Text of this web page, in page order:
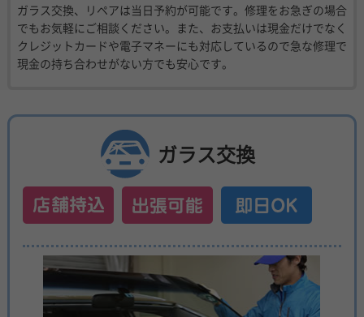
ガラス交換、リペアは当日予約が可能です。修理をお急ぎの場合
でもお気軽にご相談ください。また、お支払いは現金だけでなく
クレジットカードや電子マネーにも対応しているので急な修理で
現金の持ち合わせがない方でも安心です。
ガラス交換